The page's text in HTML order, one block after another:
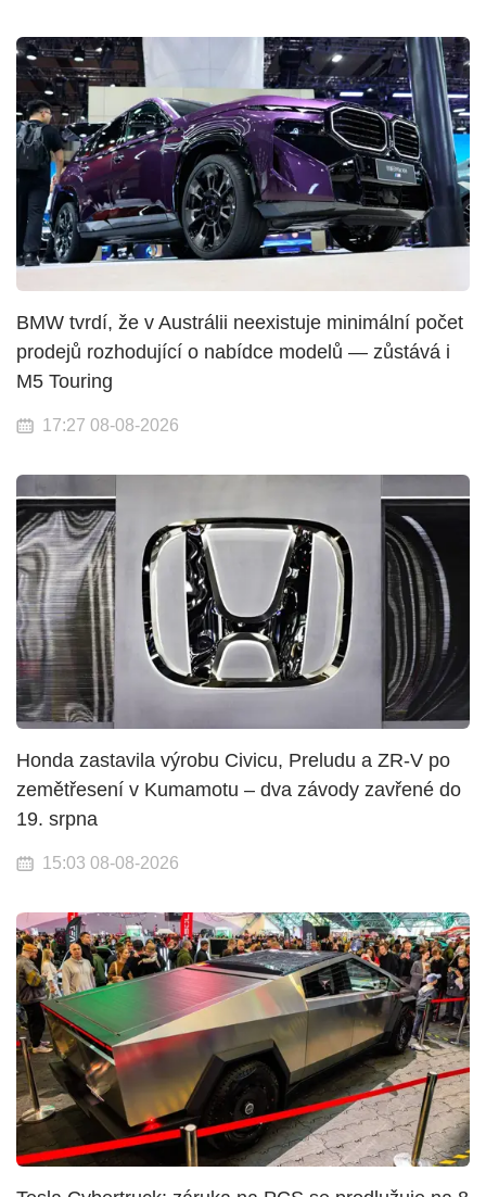
BMW tvrdí, že v Austrálii neexistuje minimální počet
prodejů rozhodující o nabídce modelů — zůstává i
M5 Touring
17:27 08-08-2026
Honda zastavila výrobu Civicu, Preludu a ZR-V po
zemětřesení v Kumamotu – dva závody zavřené do
19. srpna
15:03 08-08-2026